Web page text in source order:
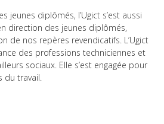
jeunes diplômés, l’Ugict s’est aussi
direction des jeunes diplômés,
de nos repères revendicatifs. L’Ugict
des professions techniciennes et
sociaux. Elle s’est engagée pour
travail.